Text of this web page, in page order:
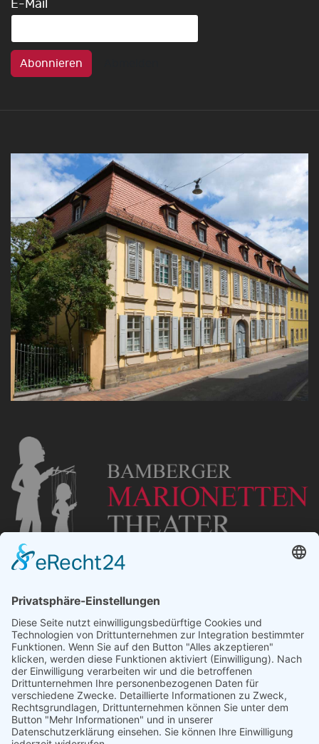
E-Mail
Abonnieren
„Staubsches Haus“
Untere Sandstraße 30
96049 Bamberg
Tel: +49 (0) 951 67600
E-Mail:info@bamberger-marionettentheater.de